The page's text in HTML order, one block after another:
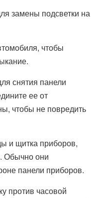
замены подсветки на
чтобы
снятия панели
ее от
чтобы не повредить
и щитка приборов,
Обычно они
панели приборов.
против часовой